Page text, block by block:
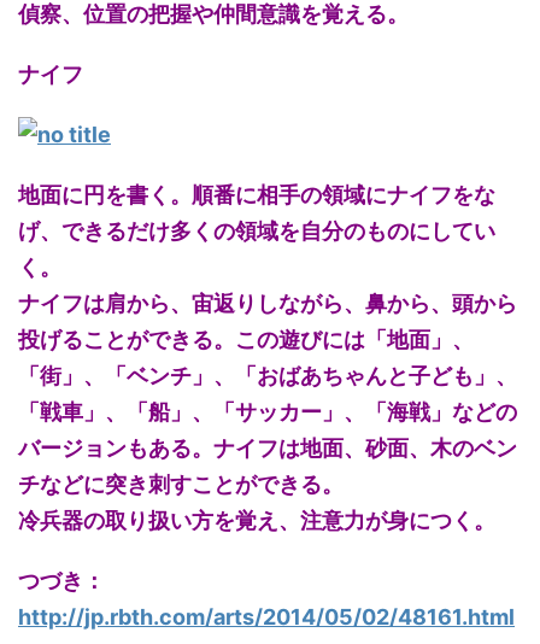
偵察、位置の把握や仲間意識を覚える。
ナイフ
地面に円を書く。順番に相手の領域にナイフをな
げ、できるだけ多くの領域を自分のものにしてい
く。
ナイフは肩から、宙返りしながら、鼻から、頭から
投げることができる。この遊びには「地面」、
「街」、「ベンチ」、「おばあちゃんと子ども」、
「戦車」、「船」、「サッカー」、「海戦」などの
バージョンもある。ナイフは地面、砂面、木のベン
チなどに突き刺すことができる。
冷兵器の取り扱い方を覚え、注意力が身につく。
つづき：
http://jp.rbth.com/arts/2014/05/02/48161.html